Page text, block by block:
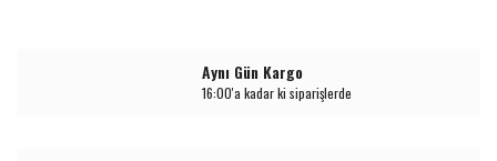
Aynı Gün Kargo
16:00'a kadar ki siparişlerde